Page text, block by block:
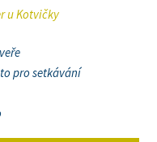
u Kotvičky
pro setkávání